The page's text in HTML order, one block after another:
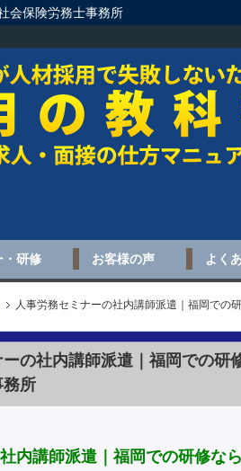
会保険労務士事務所
・研修 お客様の声 よく
人事労務セミナーの社内講師派遣｜福岡での
の社内講師派遣｜福岡での研
務所
内講師派遣｜福岡での研修な